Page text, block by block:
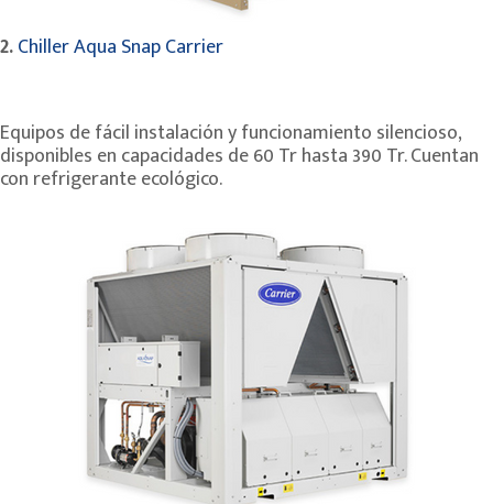
2.Chiller Aqua Snap Carrier
Equipos de fácil instalación y funcionamiento silencioso,
disponibles en capacidades de 60 Tr hasta 390 Tr. Cuentan
con refrigerante ecológico.